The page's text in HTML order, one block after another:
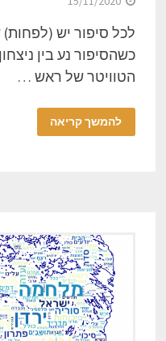
לכל סיפור יש (לפחות)
כשהסיפור נע בין
הטוויטר של ראש …
להמשך קריאה